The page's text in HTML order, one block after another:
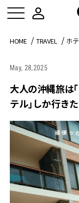
HOME TRAVEL ホ
May, 28,2025
大人の沖縄旅は
テル」しか行き